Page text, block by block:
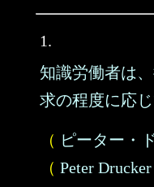
1.
知識労働者は
求の程度に応
（ ピーター・
（ Peter Drucker